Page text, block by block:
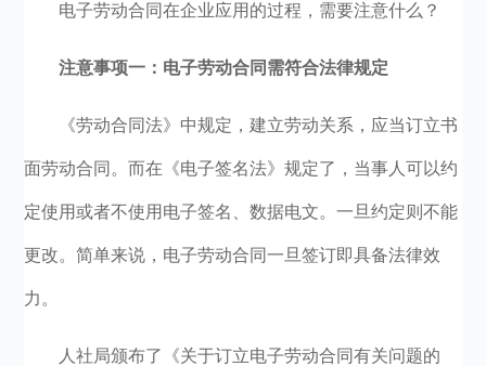
电子劳动合同在企业应用的过程，需要注意什么？
注意事项一：电子劳动合同需符合法律规定
《劳动合同法》中规定，建立劳动关系，应当订立书
面劳动合同。而在《电子签名法》规定了，当事人可以约
定使用或者不使用电子签名、数据电文。一旦约定则不能
更改。简单来说，电子劳动合同一旦签订即具备法律效
力。
人社局颁布了《关于订立电子劳动合同有关问题的